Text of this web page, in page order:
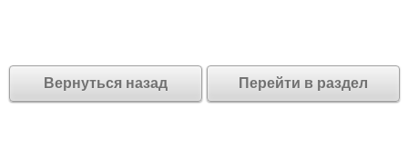
Вернуться назад Перейти в раздел